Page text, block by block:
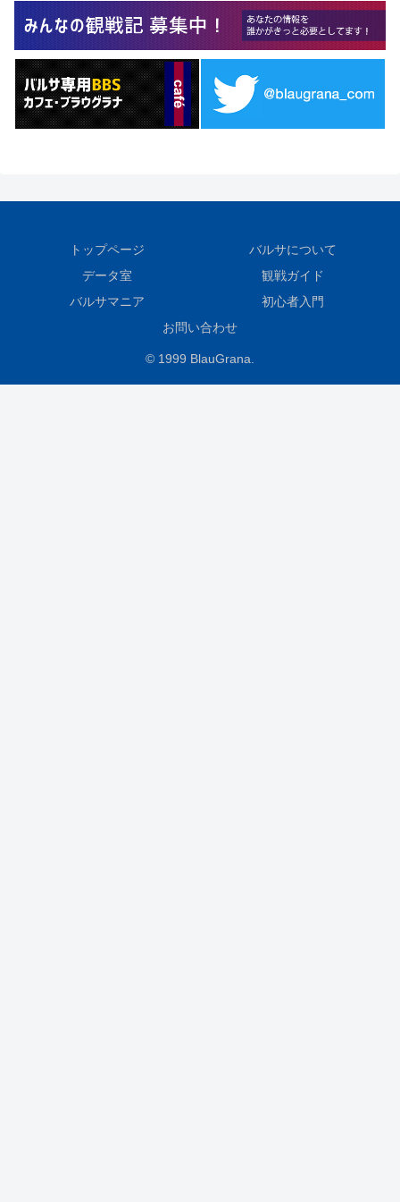
トップページ
バルサについて
データ室
観戦ガイド
バルサマニア
初心者入門
お問い合わせ
© 1999 BlauGrana.